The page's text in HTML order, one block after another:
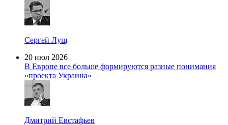
Сергей Лущ
20 июл 2026
В Европе все больше формируются разные понимания
«проекта Украина»
Дмитрий Евстафьев